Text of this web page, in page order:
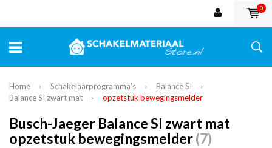
0
Home Schakelaarprogramma's
Balance SI
Balance SI zwart mat
opzetstuk bewegingsmelder
Busch-Jaeger Balance SI zwart mat
opzetstuk bewegingsmelder(7)